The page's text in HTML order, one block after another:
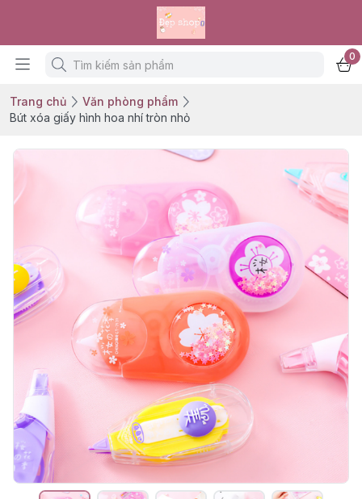
0
Trang chủ
Văn phòng phẩm
Bút xóa giấy hình hoa nhí tròn nhỏ